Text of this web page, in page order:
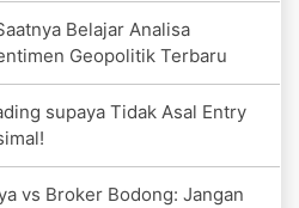
Belajar Analisa
Geopolitik Terbaru
supaya Tidak Asal Entry
vs Broker Bodong: Jangan